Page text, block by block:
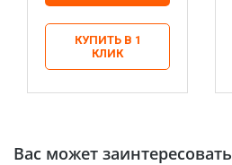
КУПИТЬ В 1
КЛИК
Вас может заинтересовать